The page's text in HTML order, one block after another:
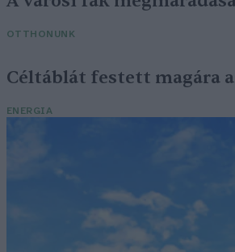
OTTHONUNK
Céltáblát festett magára
ENERGIA